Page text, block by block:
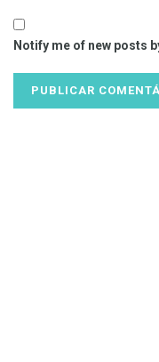
Notify me of new posts